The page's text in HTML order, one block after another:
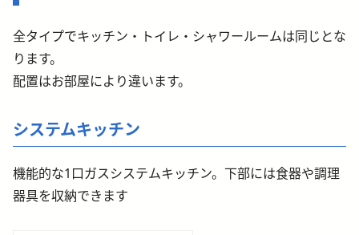
全タイプでキッチン・トイレ・シャワールームは同じとな
ります。
配置はお部屋により違います。
システムキッチン
機能的な1口ガスシステムキッチン。下部には食器や調理
器具を収納できます